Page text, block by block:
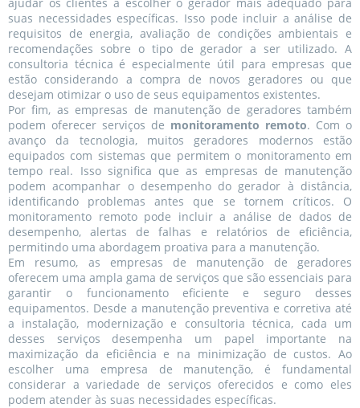
suas necessidades específicas. Isso pode incluir a análise de
requisitos de energia, avaliação de condições ambientais e
recomendações sobre o tipo de gerador a ser utilizado. A
consultoria técnica é especialmente útil para empresas que
estão considerando a compra de novos geradores ou que
desejam otimizar o uso de seus equipamentos existentes.
Por fim, as empresas de manutenção de geradores também
podem oferecer serviços de monitoramento remoto. Com o
avanço da tecnologia, muitos geradores modernos estão
equipados com sistemas que permitem o monitoramento em
tempo real. Isso significa que as empresas de manutenção
podem acompanhar o desempenho do gerador à distância,
identificando problemas antes que se tornem críticos. O
monitoramento remoto pode incluir a análise de dados de
desempenho, alertas de falhas e relatórios de eficiência,
permitindo uma abordagem proativa para a manutenção.
Em resumo, as empresas de manutenção de geradores
oferecem uma ampla gama de serviços que são essenciais para
garantir o funcionamento eficiente e seguro desses
equipamentos. Desde a manutenção preventiva e corretiva até
a instalação, modernização e consultoria técnica, cada um
desses serviços desempenha um papel importante na
maximização da eficiência e na minimização de custos. Ao
escolher uma empresa de manutenção, é fundamental
considerar a variedade de serviços oferecidos e como eles
podem atender às suas necessidades específicas.